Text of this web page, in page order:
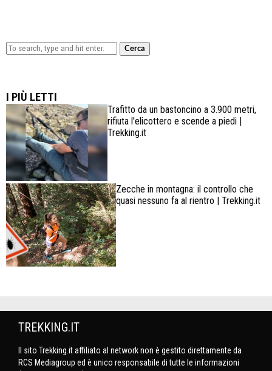
Cerca
I PIÙ LETTI
Trafitto da un bastoncino a 3.900 metri,
rifiuta l'elicottero e scende a piedi |
Trekking.it
Zecche in montagna: il controllo che
quasi nessuno fa al rientro | Trekking.it
TREKKING.IT
Il sito Trekking.it affiliato al network non è gestito direttamente da
RCS Mediagroup ed è unico responsabile di tutte le informazioni